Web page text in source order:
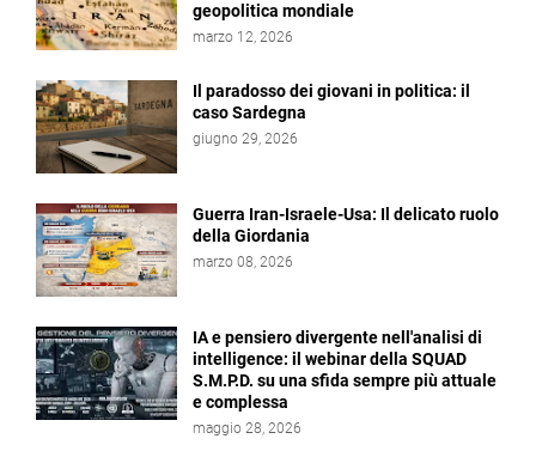
geopolitica mondiale
marzo 12, 2026
Il paradosso dei giovani in politica: il
caso Sardegna
giugno 29, 2026
Guerra Iran-Israele-Usa: Il delicato ruolo
della Giordania
marzo 08, 2026
IA e pensiero divergente nell'analisi di
intelligence: il webinar della SQUAD
S.M.P.D. su una sfida sempre più attuale
e complessa
maggio 28, 2026